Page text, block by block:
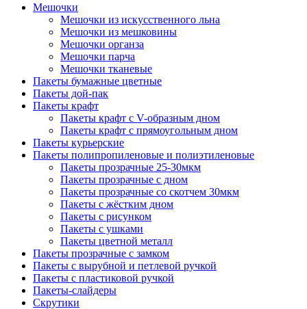
Мешочки
Мешочки из искусственного льна
Мешочки из мешковины
Мешочки органза
Мешочки парча
Мешочки тканевые
Пакеты бумажные цветные
Пакеты дой-пак
Пакеты крафт
Пакеты крафт с V-образным дном
Пакеты крафт с прямоугольным дном
Пакеты курьерские
Пакеты полипропиленовые и полиэтиленовые
Пакеты прозрачные 25-30мкм
Пакеты прозрачные с дном
Пакеты прозрачные со скотчем 30мкм
Пакеты с жёстким дном
Пакеты с рисунком
Пакеты с ушками
Пакеты цветной металл
Пакеты прозрачные с замком
Пакеты с вырубной и петлевой ручкой
Пакеты с пластиковой ручкой
Пакеты-слайдеры
Скрутики